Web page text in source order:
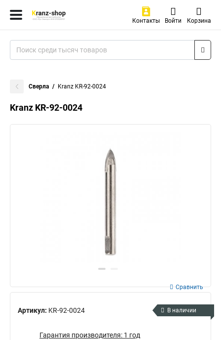
Контакты Войти Корзина
Сверла Kranz KR-92-0024
Kranz KR-92-0024
Артикул: KR-92-0024
Сравнить
В наличии
Гарантия производителя: 1 год